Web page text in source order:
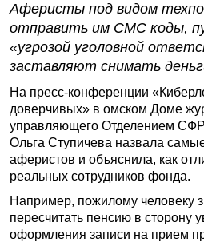
Аферисты под видом
отправить им СМС коды,
«угрозой уголовной
заставляют снимать
На пресс-конференции
доверчивых» в омском Доме
управляющего Отделением
Ольга Ступичева назвала
аферистов и объяснила, как
реальных сотрудников фонда.
Например, пожилому человеку
пересчитать пенсию в сторону
оформления записи на прием